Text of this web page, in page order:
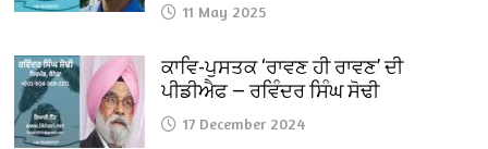
11 May 2025
ਕਾਵਿ-ਪੁਸਤਕ ‘ਰਾਵਣ ਹੀ ਰਾਵਣ’ ਦੀ
ਪੀਡੀਐਫ — ਰਵਿੰਦਰ ਸਿੰਘ ਸੋਢੀ
17 December 2024